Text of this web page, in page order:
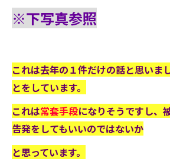
※下写真参照
これは去年の１件だけの話と思いま
とをしています。
これは常套手段になりそうですし、
告発をしてもいいのではないか
と思っています。